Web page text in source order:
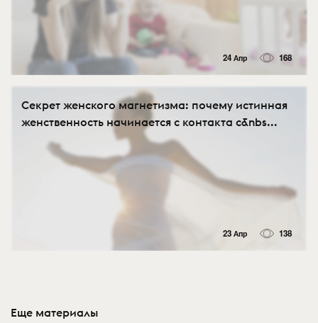
24 Апр 168
Секрет женского магнетизма: почему истинная
женственность начинается с контакта с&nbs...
23 Апр 138
Еще материалы